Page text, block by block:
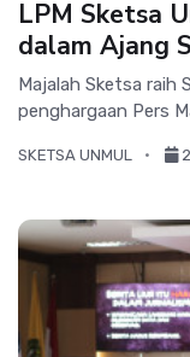
LPM Sketsa
dalam Ajang
Majalah Sketsa raih
penghargaan Pers
SKETSA UNMUL